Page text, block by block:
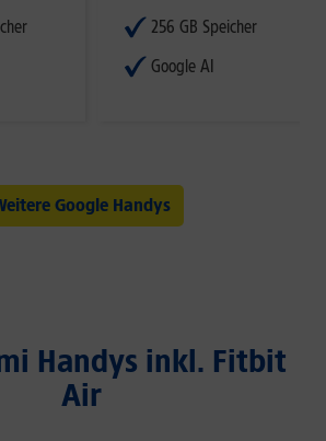
256 GB Speicher
Google AI
Google Handys
Handys inkl. Fitbit
Air